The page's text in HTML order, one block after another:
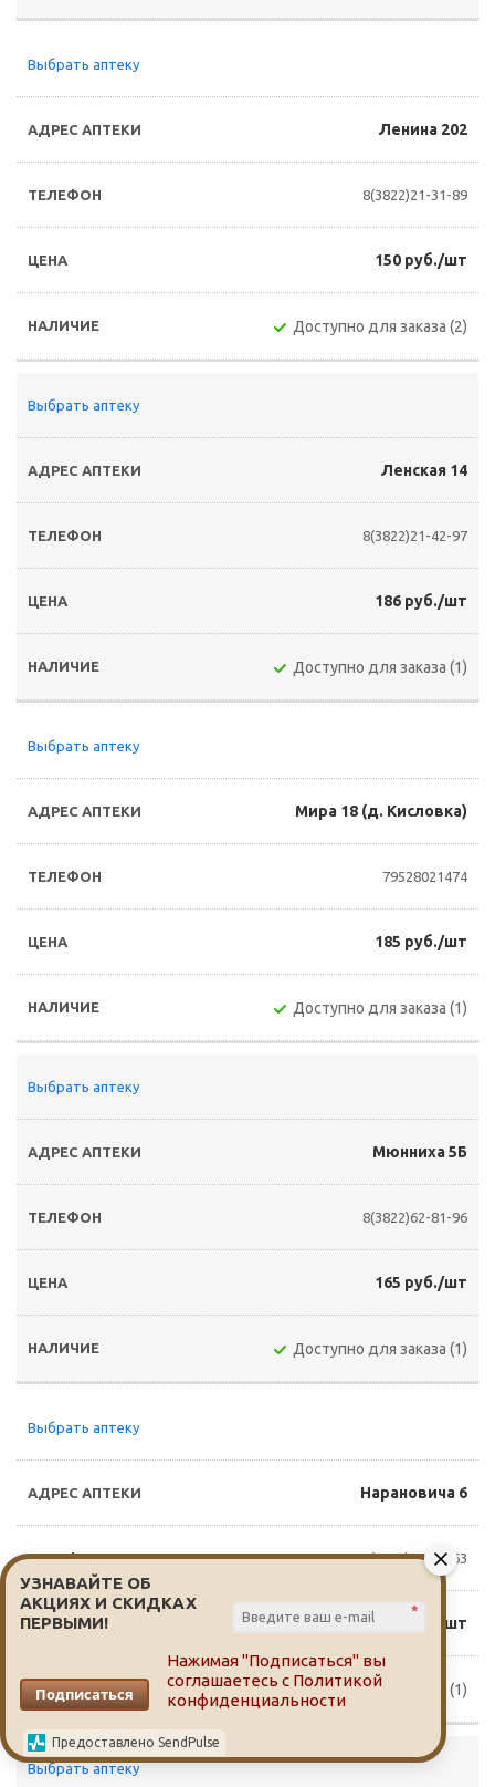
Выбрать аптеку
Ленина 202
8(3822)21-31-89
150 руб./шт
Доступно для заказа (2)
Выбрать аптеку
Ленская 14
8(3822)21-42-97
186 руб./шт
Доступно для заказа (1)
Выбрать аптеку
Мира 18 (д. Кисловка)
79528021474
185 руб./шт
Доступно для заказа (1)
Выбрать аптеку
Мюнниха 5Б
8(3822)62-81-96
165 руб./шт
Доступно для заказа (1)
Выбрать аптеку
Нарановича 6
8(3822)25-58-63
165 руб./шт
Доступно для заказа (1)
Выбрать аптеку
УЗНАВАЙТЕ ОБ
АКЦИЯХ И СКИДКАХ
ПЕРВЫМИ!
*
Подписаться
Нажимая "Подписаться" вы
соглашаетесь с Политикой
конфиденциальности
Предоставлено SendPulse